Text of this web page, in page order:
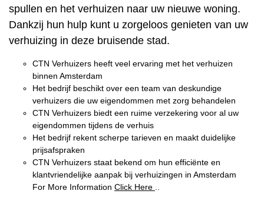
spullen en het verhuizen naar uw nieuwe woning.
Dankzij hun hulp kunt u zorgeloos genieten van uw
verhuizing in deze bruisende stad.
CTN Verhuizers heeft veel ervaring met het verhuizen
binnen Amsterdam
Het bedrijf beschikt over een team van deskundige
verhuizers die uw eigendommen met zorg behandelen
CTN Verhuizers biedt een ruime verzekering voor al uw
eigendommen tijdens de verhuis
Het bedrijf rekent scherpe tarieven en maakt duidelijke
prijsafspraken
CTN Verhuizers staat bekend om hun efficiënte en
klantvriendelijke aanpak bij verhuizingen in Amsterdam
For More Information Click Here ..